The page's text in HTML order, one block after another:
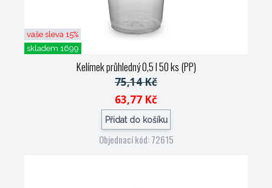
vaše sleva 15%
skladem 1699
Kelímek průhledný 0,5 l 50 ks (PP)
75,14 Kč
63,77 Kč
Přidat do košíku
Objednací kód: 72615